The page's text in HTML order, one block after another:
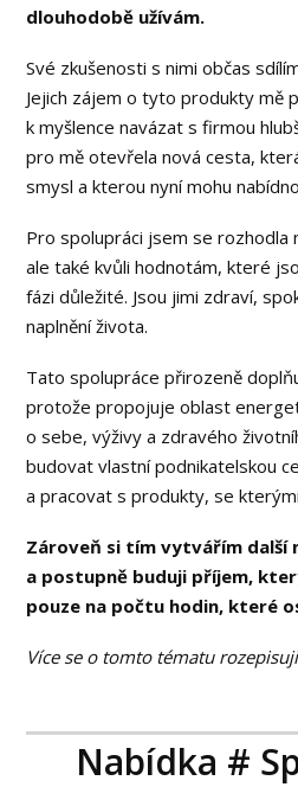
dlouhodobě užívám.
Své zkušenosti s nimi občas
Jejich zájem o tyto produkty mě
k myšlence navázat s firmou
pro mě otevřela nová cesta,
smysl a kterou nyní mohu
Pro spolupráci jsem se rozhodla
ale také kvůli hodnotám, které
fázi důležité. Jsou jimi zdraví,
naplnění života.
Tato spolupráce přirozeně
protože propojuje oblast
o sebe, výživy a zdravého
budovat vlastní podnikatelskou
a pracovat s produkty, se
Zároveň si tím vytvářím další
a postupně buduji příjem,
pouze na počtu hodin, které
Více se o tomto tématu
Nabídka #